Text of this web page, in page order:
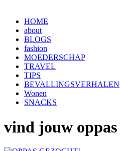
HOME
about
BLOGS
fashion
MOEDERSCHAP
TRAVEL
TIPS
BEVALLINGSVERHALEN
Wonen
SNACKS
vind jouw oppas